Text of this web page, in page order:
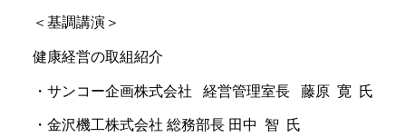
＜基調講演＞
健康経営の取組紹介
・サンコー企画株式会社 経営管理室長 藤原 寛 氏
・金沢機工株式会社 総務部長 田中 智 氏